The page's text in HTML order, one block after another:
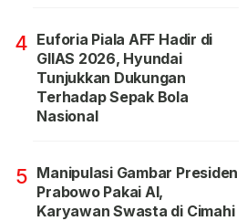
4 Euforia Piala AFF Hadir di
GIIAS 2026, Hyundai
Tunjukkan Dukungan
Terhadap Sepak Bola
Nasional
5 Manipulasi Gambar Presiden
Prabowo Pakai AI,
Karyawan Swasta di Cimahi